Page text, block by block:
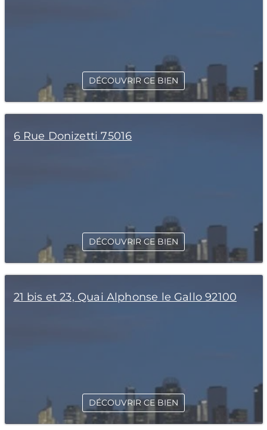
DÉCOUVRIR CE BIEN
6 Rue Donizetti 75016
DÉCOUVRIR CE BIEN
21 bis et 23, Quai Alphonse le Gallo 92100
DÉCOUVRIR CE BIEN